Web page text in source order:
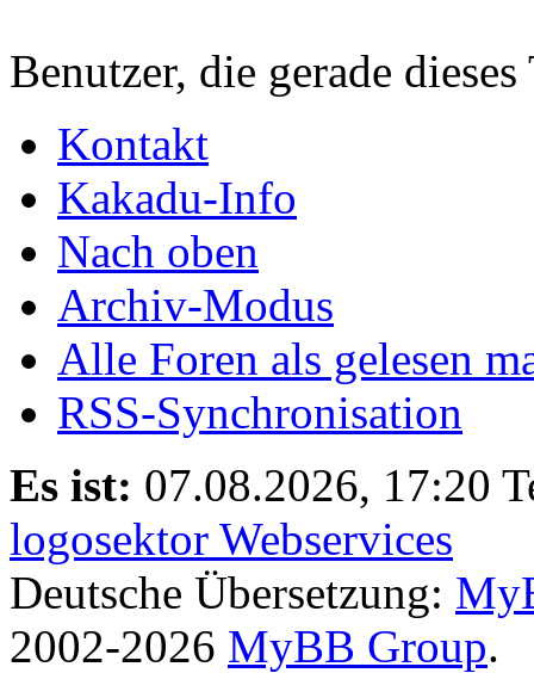
Benutzer, die gerade
Kontakt
Kakadu-Info
Nach oben
Archiv-Modus
Alle Foren als gelesen
RSS-Synchronisation
Es ist: 07.08.2026, 17:20
logosektor Webservices
Deutsche Übersetzung:
2002-2026 MyBB Group.